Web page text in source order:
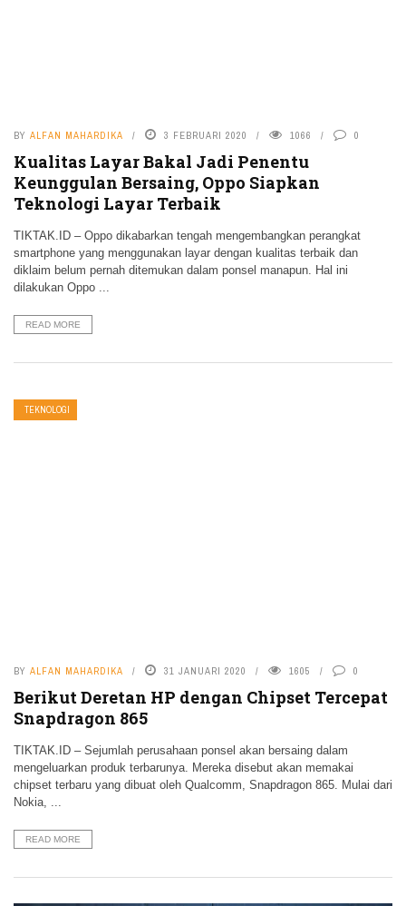
BY ALFAN MAHARDIKA 3 FEBRUARI 2020 1066 0
Kualitas Layar Bakal Jadi Penentu
Keunggulan Bersaing, Oppo Siapkan
Teknologi Layar Terbaik
TIKTAK.ID – Oppo dikabarkan tengah mengembangkan perangkat
smartphone yang menggunakan layar dengan kualitas terbaik dan
diklaim belum pernah ditemukan dalam ponsel manapun. Hal ini
dilakukan Oppo ...
READ MORE
TEKNOLOGI
BY ALFAN MAHARDIKA 31 JANUARI 2020 1605 0
Berikut Deretan HP dengan Chipset Tercepat
Snapdragon 865
TIKTAK.ID – Sejumlah perusahaan ponsel akan bersaing dalam
mengeluarkan produk terbarunya. Mereka disebut akan memakai
chipset terbaru yang dibuat oleh Qualcomm, Snapdragon 865. Mulai dari
Nokia, ...
READ MORE